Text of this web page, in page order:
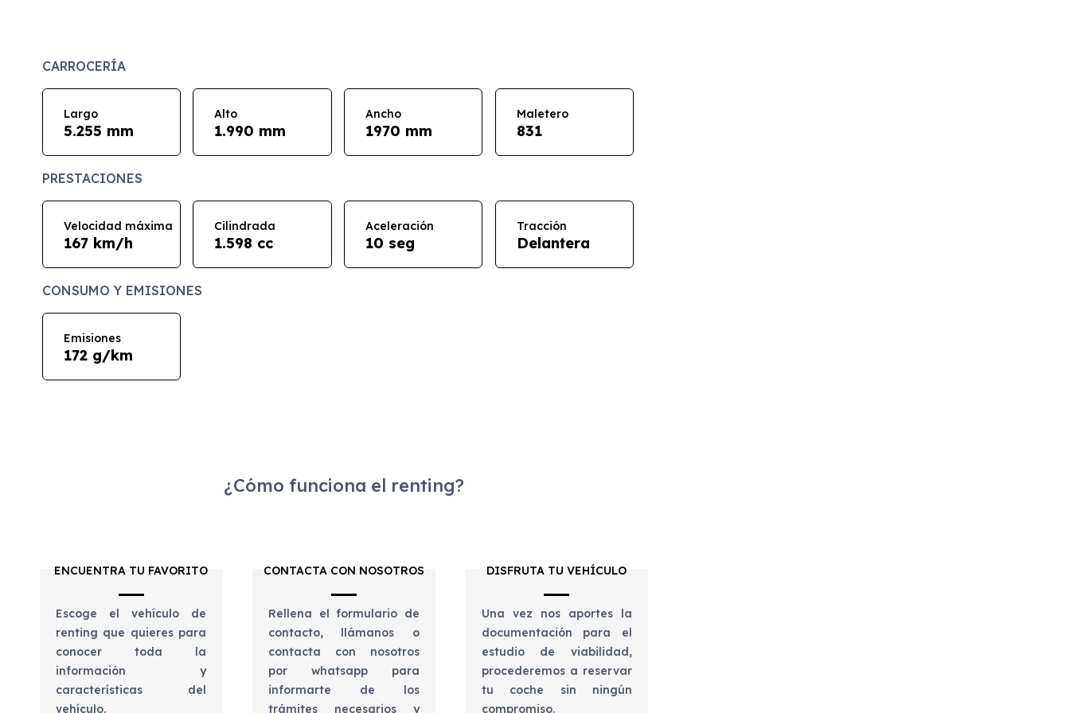
CARROCERÍA
Largo
5.255 mm
Alto
1.990 mm
Ancho
1970 mm
Maletero
831
PRESTACIONES
Velocidad máxima
167 km/h
Cilindrada
1.598 cc
Aceleración
10 seg
Tracción
Delantera
CONSUMO Y EMISIONES
Emisiones
172 g/km
¿Cómo funciona el renting?
ENCUENTRA TU FAVORITO
Escoge el vehículo de
renting que quieres para
conocer toda la
información y
características del
vehículo.
CONTACTA CON NOSOTROS
Rellena el formulario de
contacto, llámanos o
contacta con nosotros
por whatsapp para
informarte de los
trámites necesarios y
DISFRUTA TU VEHÍCULO
Una vez nos aportes la
documentación para el
estudio de viabilidad,
procederemos a reservar
tu coche sin ningún
compromiso.